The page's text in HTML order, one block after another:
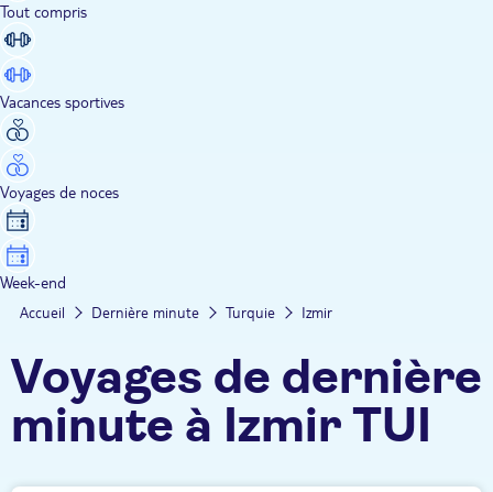
Tout compris
Vacances sportives
Voyages de noces
Week-end
Accueil Dernière minute Turquie Izmir
Voyages de dernière
minute à Izmir TUI